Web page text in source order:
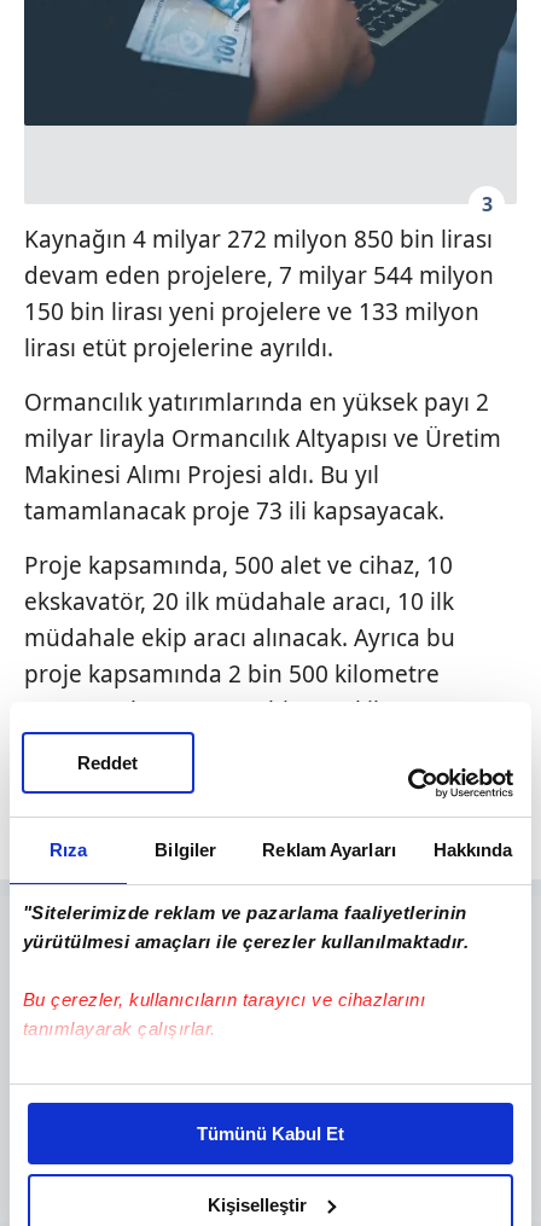
Rıza Bilgiler Reklam Ayarları Hakkında
"Sitelerimizde reklam ve pazarlama faaliyetlerinin
yürütülmesi amaçları ile çerezler kullanılmaktadır.
Bu çerezler, kullanıcıların tarayıcı ve cihazlarını
tanımlayarak çalışırlar.
Bu çerezlere izin vermeniz halinde sizlere özel
daha iyi reklam deneyimi yaşatabiliriz. Bunu yaparken
amacımızın size daha iyi bir reklam deneyimi sunmak
olduğunu ve sizlere en iyi içerikleri sunabilmek adına
Tümünü Kabul Et
Kişiselleştir
Reddet
3
Kaynağın 4 milyar 272 milyon 850 bin lirası
devam eden projelere, 7 milyar 544 milyon
150 bin lirası yeni projelere ve 133 milyon
lirası etüt projelerine ayrıldı.
Ormancılık yatırımlarında en yüksek payı 2
milyar lirayla Ormancılık Altyapısı ve Üretim
Makinesi Alımı Projesi aldı. Bu yıl
tamamlanacak proje 73 ili kapsayacak.
Proje kapsamında, 500 alet ve cihaz, 10
ekskavatör, 20 ilk müdahale aracı, 10 ilk
müdahale ekip aracı alınacak. Ayrıca bu
proje kapsamında 2 bin 500 kilometre
orman yolu onarım, 3 bin 375 kilometre
orman yolu sanat yapısı, 1800 kilometre
stabilize yol kaplaması ve 3 bin kilometre
yeni orman yolu çalışması yapılacak.